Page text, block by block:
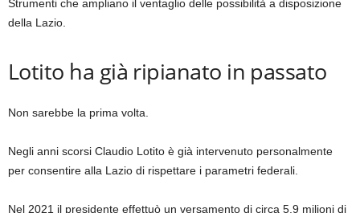
Strumenti che ampliano il ventaglio delle possibilità a disposizione
della Lazio.
Lotito ha già ripianato in passato
Non sarebbe la prima volta.
Negli anni scorsi Claudio Lotito è già intervenuto personalmente
per consentire alla Lazio di rispettare i parametri federali.
Nel 2021 il presidente effettuò un versamento di circa 5,9 milioni di